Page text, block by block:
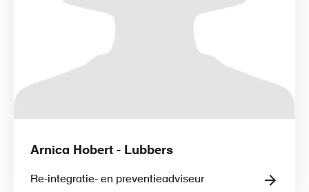
Arnica Hobert - Lubbers
Re-integratie- en preventieadviseur